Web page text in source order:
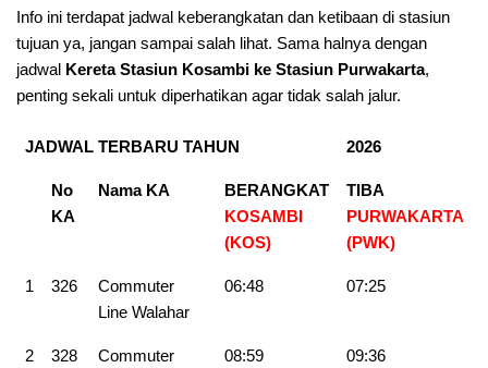
Info ini terdapat jadwal keberangkatan dan ketibaan di stasiun
tujuan ya, jangan sampai salah lihat. Sama halnya dengan
jadwal Kereta Stasiun Kosambi ke Stasiun Purwakarta,
penting sekali untuk diperhatikan agar tidak salah jalur.
JADWAL TERBARU TAHUN 2026
No
KA
Nama KA
BERANGKAT
KOSAMBI
(KOS)
TIBA
PURWAKARTA
(PWK)
1 326
Commuter
Line Walahar
06:48 07:25
2 328
Commuter
08:59 09:36